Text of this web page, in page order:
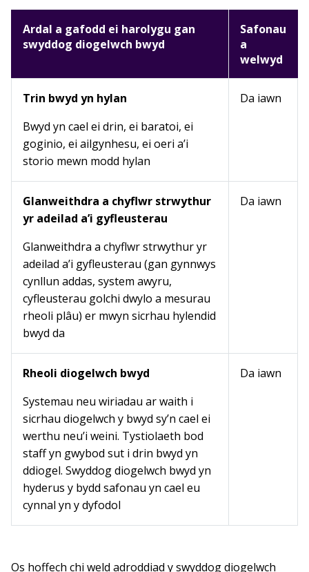
Ardal a gafodd ei harolygu gan
swyddog diogelwch bwyd
Safonau
a
welwyd
Trin bwyd yn hylan
Bwyd yn cael ei drin, ei baratoi, ei
goginio, ei ailgynhesu, ei oeri a’i
storio mewn modd hylan
Da iawn
Glanweithdra a chyflwr strwythur
yr adeilad a’i gyfleusterau
Glanweithdra a chyflwr strwythur yr
adeilad a’i gyfleusterau (gan gynnwys
cynllun addas, system awyru,
cyfleusterau golchi dwylo a mesurau
rheoli plâu) er mwyn sicrhau hylendid
bwyd da
Da iawn
Rheoli diogelwch bwyd
Systemau neu wiriadau ar waith i
sicrhau diogelwch y bwyd sy’n cael ei
werthu neu’i weini. Tystiolaeth bod
staff yn gwybod sut i drin bwyd yn
ddiogel. Swyddog diogelwch bwyd yn
hyderus y bydd safonau yn cael eu
cynnal yn y dyfodol
Da iawn
Os hoffech chi weld adroddiad y swyddog diogelwch